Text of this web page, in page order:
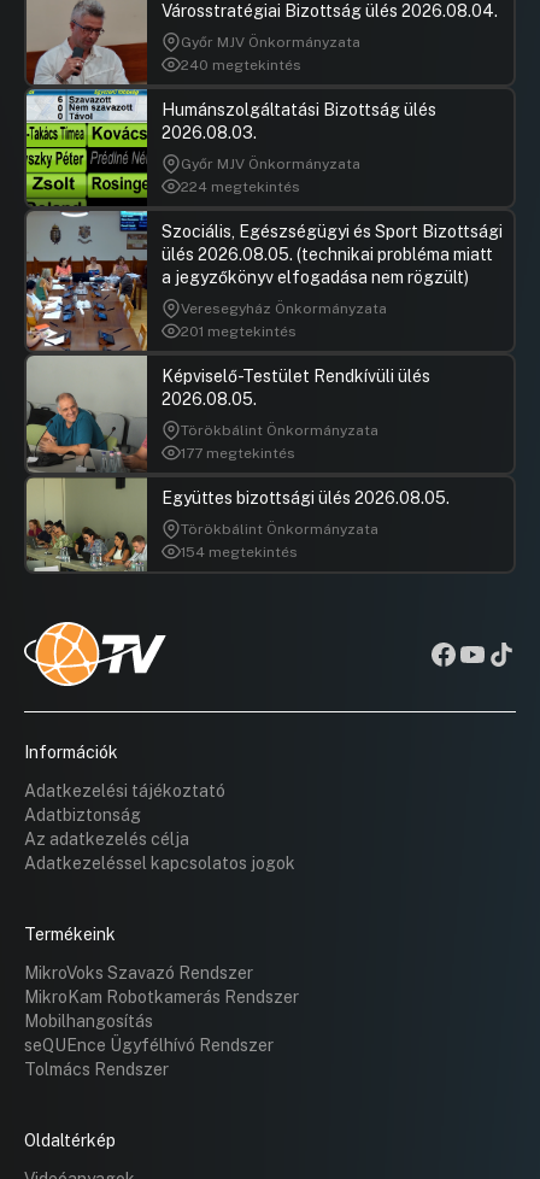
Városstratégiai Bizottság ülés 2026.08.04.
Győr MJV Önkormányzata
240 megtekintés
Humánszolgáltatási Bizottság ülés
2026.08.03.
Győr MJV Önkormányzata
224 megtekintés
Szociális, Egészségügyi és Sport Bizottsági
ülés 2026.08.05. (technikai probléma miatt
a jegyzőkönyv elfogadása nem rögzült)
Veresegyház Önkormányzata
201 megtekintés
Képviselő-Testület Rendkívüli ülés
2026.08.05.
Törökbálint Önkormányzata
177 megtekintés
Együttes bizottsági ülés 2026.08.05.
Törökbálint Önkormányzata
154 megtekintés
Információk
Adatkezelési tájékoztató
Adatbiztonság
Az adatkezelés célja
Adatkezeléssel kapcsolatos jogok
Termékeink
MikroVoks Szavazó Rendszer
MikroKam Robotkamerás Rendszer
Mobilhangosítás
seQUEnce Ügyfélhívó Rendszer
Tolmács Rendszer
Oldaltérkép